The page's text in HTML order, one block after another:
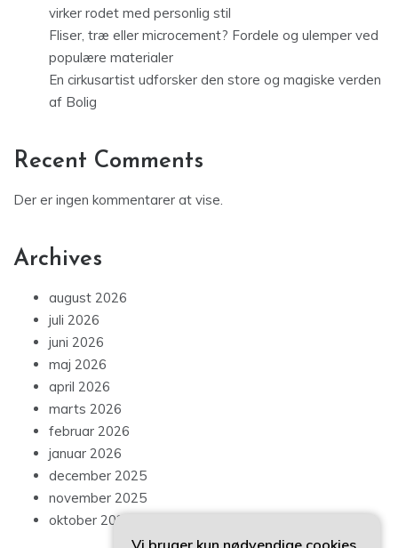
virker rodet med personlig stil
Fliser, træ eller microcement? Fordele og ulemper ved
populære materialer
En cirkusartist udforsker den store og magiske verden
af Bolig
Recent Comments
Der er ingen kommentarer at vise.
Archives
august 2026
juli 2026
juni 2026
maj 2026
april 2026
marts 2026
februar 2026
januar 2026
december 2025
november 2025
oktober 2025
Vi bruger kun nødvendige cookies